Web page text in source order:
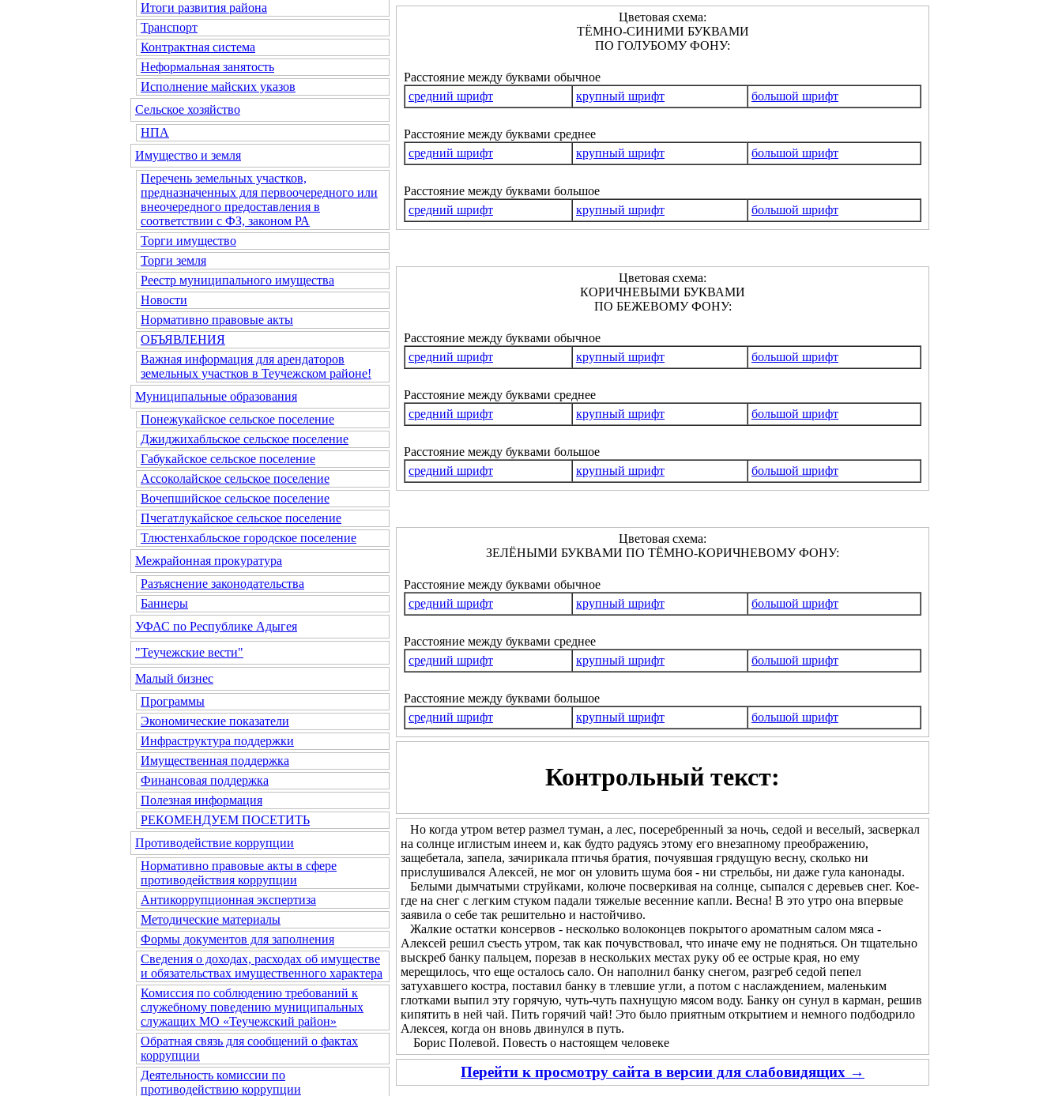
Итоги развития района
Транспорт
Контрактная система
Неформальная занятость
Исполнение майских указов
Сельское хозяйство
НПА
Имущество и земля
Перечень земельных участков,
предназначенных для первоочередного или
внеочередного предоставления в
соответствии с ФЗ, законом РА
Торги имущество
Торги земля
Реестр муниципального имущества
Новости
Нормативно правовые акты
ОБЪЯВЛЕНИЯ
Важная информация для арендаторов
земельных участков в Теучежском районе!
Муниципальные образования
Понежукайское сельское поселение
Джиджихабльское сельское поселение
Габукайское сельское поселение
Ассоколайское сельское поселение
Вочепшийское сельское поселение
Пчегатлукайское сельское поселение
Тлюстенхабльское городское поселение
Межрайонная прокуратура
Разъяснение законодательства
Баннеры
УФАС по Республике Адыгея
"Теучежские вести"
Малый бизнес
Программы
Экономические показатели
Инфраструктура поддержки
Имущественная поддержка
Финансовая поддержка
Полезная информация
РЕКОМЕНДУЕМ ПОСЕТИТЬ
Противодействие коррупции
Нормативно правовые акты в сфере
противодействия коррупции
Антикоррупционная экспертиза
Методические материалы
Формы документов для заполнения
Сведения о доходах, расходах об имуществе
и обязательствах имущественного характера
Комиссия по соблюдению требований к
служебному поведению муниципальных
служащих МО «Теучежский район»
Обратная связь для сообщений о фактах
коррупции
Деятельность комиссии по
противодействию коррупции
Цветовая схема:
ТЁМНО-СИНИМИ БУКВАМИ
ПО ГОЛУБОМУ ФОНУ:
Расстояние между буквами обычное
средний шрифт
крупный шрифт большой шрифт
Расстояние между буквами среднее
средний шрифт
крупный шрифт большой шрифт
Расстояние между буквами большое
средний шрифт
крупный шрифт большой шрифт
Цветовая схема:
КОРИЧНЕВЫМИ БУКВАМИ
ПО БЕЖЕВОМУ ФОНУ:
Расстояние между буквами обычное
средний шрифт
крупный шрифт большой шрифт
Расстояние между буквами среднее
средний шрифт
крупный шрифт большой шрифт
Расстояние между буквами большое
средний шрифт
крупный шрифт большой шрифт
Цветовая схема:
ЗЕЛЁНЫМИ БУКВАМИ ПО ТЁМНО-КОРИЧНЕВОМУ ФОНУ:
Расстояние между буквами обычное
средний шрифт
крупный шрифт большой шрифт
Расстояние между буквами среднее
средний шрифт
крупный шрифт большой шрифт
Расстояние между буквами большое
средний шрифт
крупный шрифт большой шрифт
Контрольный текст:
Но когда утром ветер размел туман, а лес, посеребренный за ночь, седой и веселый, засверкал
на солнце иглистым инеем и, как будто радуясь этому его внезапному преображению,
защебетала, запела, зачирикала птичья братия, почуявшая грядущую весну, сколько ни
прислушивался Алексей, не мог он уловить шума боя - ни стрельбы, ни даже гула канонады.
Белыми дымчатыми струйками, колюче посверкивая на солнце, сыпался с деревьев снег. Кое-
где на снег с легким стуком падали тяжелые весенние капли. Весна! В это утро она впервые
заявила о себе так решительно и настойчиво.
Жалкие остатки консервов - несколько волоконцев покрытого ароматным салом мяса -
Алексей решил съесть утром, так как почувствовал, что иначе ему не подняться. Он тщательно
выскреб банку пальцем, порезав в нескольких местах руку об ее острые края, но ему
мерещилось, что еще осталось сало. Он наполнил банку снегом, разгреб седой пепел
затухавшего костра, поставил банку в тлевшие угли, а потом с наслаждением, маленьким
глотками выпил эту горячую, чуть-чуть пахнущую мясом воду. Банку он сунул в карман, решив
кипятить в ней чай. Пить горячий чай! Это было приятным открытием и немного подбодрило
Алексея, когда он вновь двинулся в путь.
Борис Полевой. Повесть о настоящем человеке
Перейти к просмотру сайта в версии для слабовидящих →